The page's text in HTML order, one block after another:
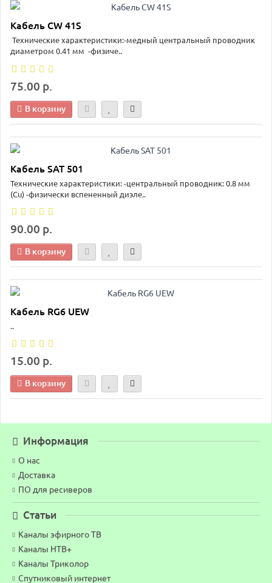
Кабель CW 41S
Технические характеристики:-медный центральный проводник
диаметром 0.41 мм -физиче..
75.00 р.
В корзину
Кабель SAT 501
Технические характеристики: -центральный проводник: 0.8 мм
(Cu) -физически вспененный диэле..
90.00 р.
В корзину
Кабель RG6 UEW
..
15.00 р.
В корзину
Информация
О нас
Доставка
ПО для ресиверов
Статьи
Каналы эфирного ТВ
Каналы НТВ+
Каналы Триколор
Спутниковый интернет